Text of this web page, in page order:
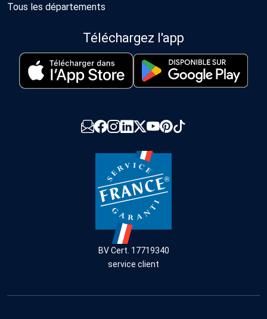
Tous les départements
Téléchargez l'app
BV Cert. 17719340
service client